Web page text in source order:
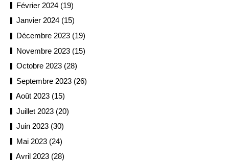
Février 2024 (19)
Janvier 2024 (15)
Décembre 2023 (19)
Novembre 2023 (15)
Octobre 2023 (28)
Septembre 2023 (26)
Août 2023 (15)
Juillet 2023 (20)
Juin 2023 (30)
Mai 2023 (24)
Avril 2023 (28)